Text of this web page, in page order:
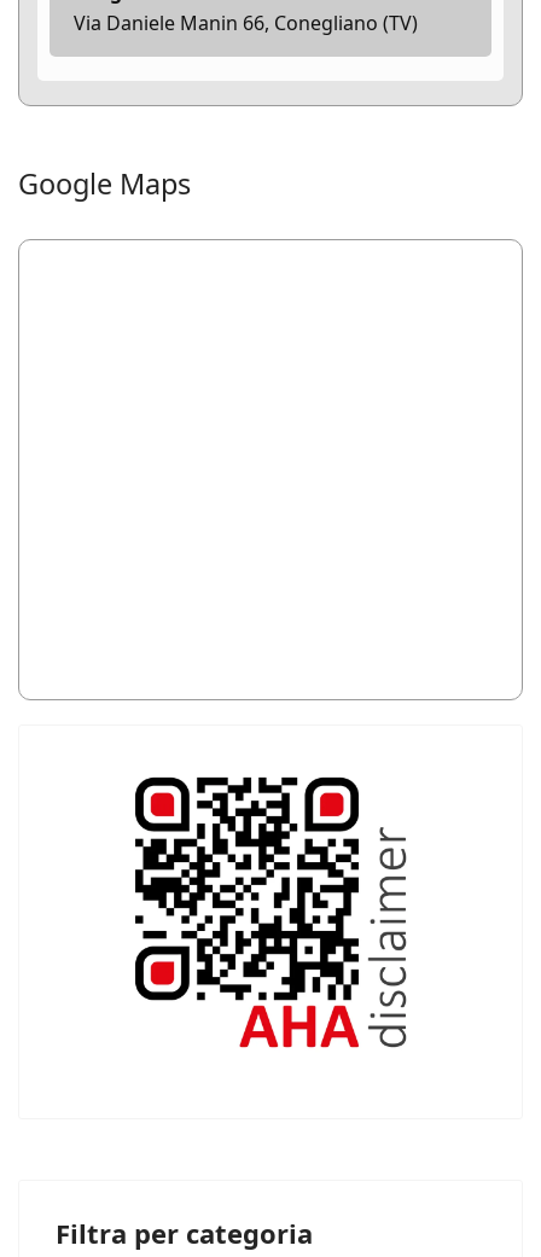
Via Daniele Manin 66, Conegliano (TV)
Google Maps
Filtra per categoria